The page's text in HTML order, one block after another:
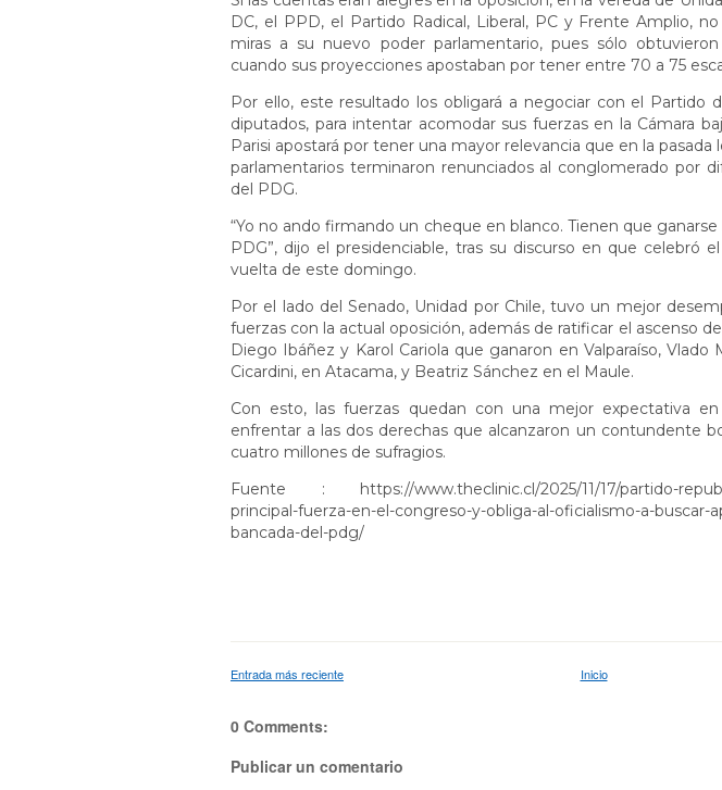
DC, el PPD, el Partido Radical, Liberal, PC y Frente Amplio,
miras a su nuevo poder parlamentario, pues sólo
cuando sus proyecciones apostaban por tener entre 70 a 75
Por ello, este resultado los obligará a negociar con el Partido
diputados, para intentar acomodar sus fuerzas en la Cámara
Parisi apostará por tener una mayor relevancia que en la pasada
parlamentarios terminaron renunciados al conglomerado por
del PDG.
“Yo no ando firmando un cheque en blanco. Tienen que
PDG”, dijo el presidenciable, tras su discurso en que celebró
vuelta de este domingo.
Por el lado del Senado, Unidad por Chile, tuvo un mejor
fuerzas con la actual oposición, además de ratificar el ascenso
Diego Ibáñez y Karol Cariola que ganaron en Valparaíso, Vlado
Cicardini, en Atacama, y Beatriz Sánchez en el Maule.
Con esto, las fuerzas quedan con una mejor expectativa
enfrentar a las dos derechas que alcanzaron un contundente
cuatro millones de sufragios.
Fuente : https://www.theclinic.cl/2025/11/17/partido-
principal-fuerza-en-el-congreso-y-obliga-al-oficialismo-a-buscar-
bancada-del-pdg/
Entrada más reciente Inicio
0 Comments:
Publicar un comentario